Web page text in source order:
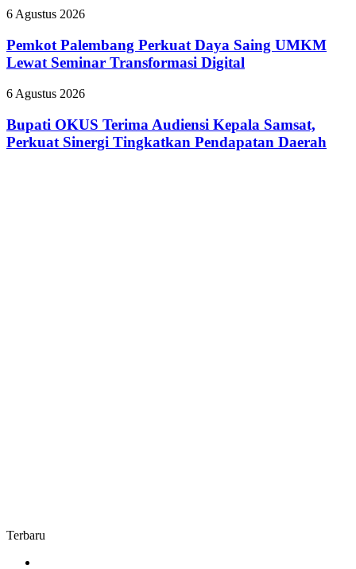
BPJS
Predikat
Pemkot
Perkuat
Daya
Saing
Lewat
Transformasi
Digital
6 Agustus 2026
Pemkot Palembang Perkuat Daya Saing UMKM
Lewat Seminar Transformasi Digital
Bupati
Terima
Audiensi
Kepala
6 Agustus 2026
Bupati OKUS Terima Audiensi Kepala Samsat,
Perkuat Sinergi Tingkatkan Pendapatan Daerah
Terbaru